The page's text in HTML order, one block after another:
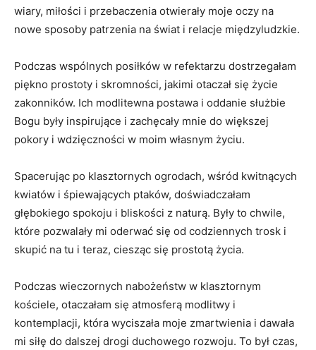
wiary, ⁣miłości i przebaczenia otwierały moje oczy na
nowe sposoby patrzenia na świat i relacje międzyludzkie.
Podczas wspólnych posiłków w refektarzu ⁤dostrzegałam
piękno prostoty i‌ skromności, jakimi otaczał się życie
zakonników. ⁢Ich modlitewna postawa i oddanie służbie
Bogu były inspirujące i zachęcały mnie‌ do większej
pokory i wdzięczności⁣ w moim własnym życiu.
Spacerując po klasztornych ogrodach, wśród kwitnących
kwiatów i śpiewających ptaków, doświadczałam
głębokiego spokoju i bliskości z naturą. Były to chwile,
które pozwalały mi oderwać się od codziennych trosk i
skupić ​na tu i teraz, ciesząc ​się prostotą życia.
Podczas wieczornych nabożeństw w klasztornym
kościele, otaczałam​ się atmosferą modlitwy i
kontemplacji, która wyciszała moje zmartwienia i dawała
mi siłę do dalszej drogi duchowego rozwoju. To⁢ był czas,